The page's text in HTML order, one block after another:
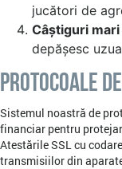
jucători de
Câștiguri
depășesc
Protocoale
Sistemul noastră de
financiar pentru
Atestările SSL cu
transmisiilor din